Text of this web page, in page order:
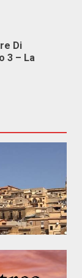
Di
3 – La